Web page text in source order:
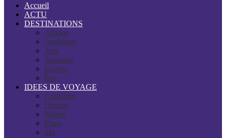
Accueil
ACTU
DESTINATIONS
Afrique
Amérique
Asie
Australie
Europe
Îles
IDEES DE VOYAGE
Croisières
Déserts
Nature
Plage
Ski